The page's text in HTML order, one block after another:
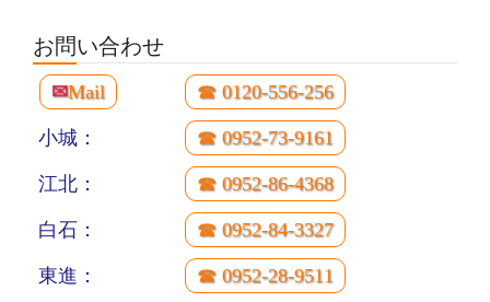
お問い合わせ
✉Mail ☎ 0120-556-256
小城： ☎ 0952-73-9161
江北： ☎ 0952-86-4368
白石： ☎ 0952-84-3327
東進： ☎ 0952-28-9511